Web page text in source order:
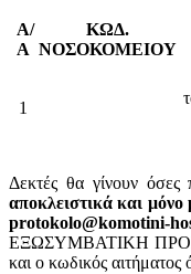
Α/
Α
ΚΩΔ.
ΝΟΣΟΚΟΜΕΙΟΥ
1
Δεκτές θα γίνουν
αποκλειστικά και
protokolo@komotini-
ΕΞΩΣΥΜΒΑΤΙΚΗ
και ο κωδικός